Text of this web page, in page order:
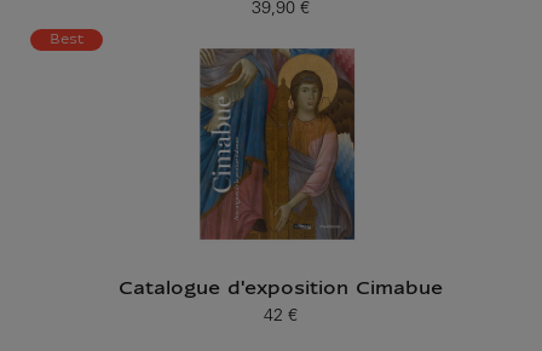
Prix ​​actuel
39,90 €
Best
Catalogue d'exposition Cimabue
Prix ​​actuel
42 €